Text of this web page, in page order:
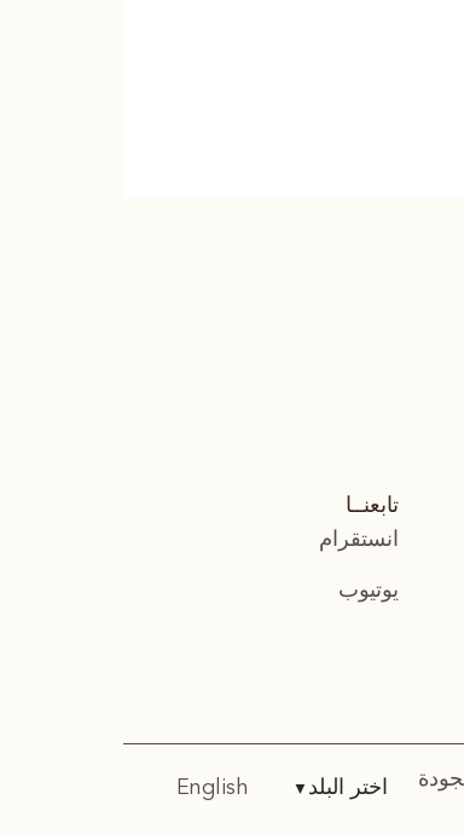
تابعنــا
انستقرام
يوتيوب
اختر البلد ▼
English